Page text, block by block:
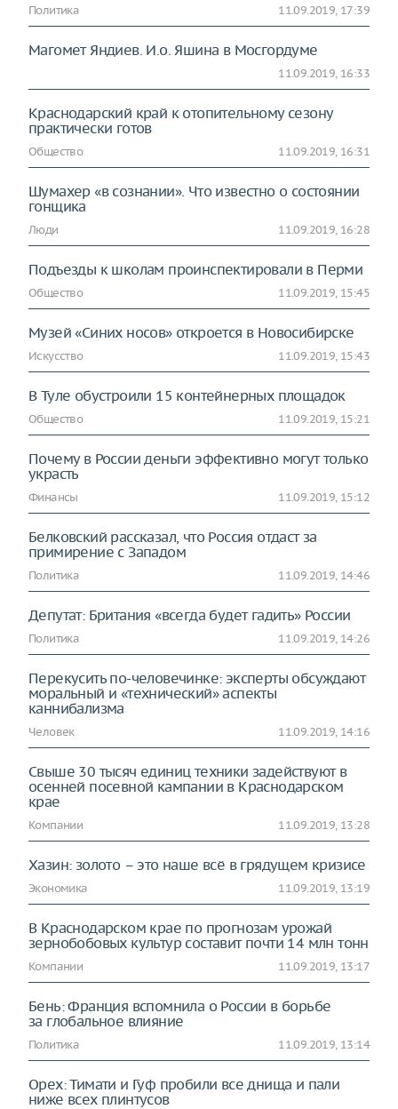
Политика 11.09.2019, 17:39
Магомет Яндиев. И.о. Яшина в Мосгордуме
11.09.2019, 16:33
Краснодарский край к отопительному сезону
практически готов
Общество 11.09.2019, 16:31
Шумахер «в сознании». Что известно о состоянии
гонщика
Люди 11.09.2019, 16:28
Подъезды к школам проинспектировали в Перми
Общество 11.09.2019, 15:45
Музей «Синих носов» откроется в Новосибирске
Искусство 11.09.2019, 15:43
В Туле обустроили 15 контейнерных площадок
Общество 11.09.2019, 15:21
Почему в России деньги эффективно могут только
украсть
Финансы 11.09.2019, 15:12
Белковский рассказал, что Россия отдаст за
примирение с Западом
Политика 11.09.2019, 14:46
Депутат: Британия «всегда будет гадить» России
Политика 11.09.2019, 14:26
Перекусить по-человечинке: эксперты обсуждают
моральный и «технический» аспекты
каннибализма
Человек 11.09.2019, 14:16
Свыше 30 тысяч единиц техники задействуют в
осенней посевной кампании в Краснодарском
крае
Компании 11.09.2019, 13:28
Хазин: золото – это наше всё в грядущем кризисе
Экономика 11.09.2019, 13:19
В Краснодарском крае по прогнозам урожай
зернобобовых культур составит почти 14 млн тонн
Компании 11.09.2019, 13:17
Бень: Франция вспомнила о России в борьбе
за глобальное влияние
Политика 11.09.2019, 13:14
Орех: Тимати и Гуф пробили все днища и пали
ниже всех плинтусов